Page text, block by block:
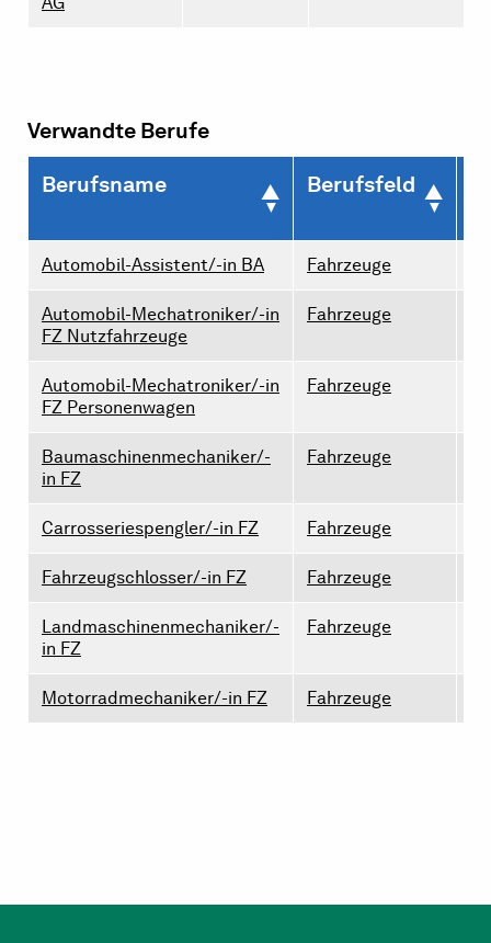
Verwandte Berufe
Berufsname Berufsfeld
Automobil-Assistent/-in BA Fahrzeuge
Automobil-Mechatroniker/-in
FZ Nutzfahrzeuge
Fahrzeuge
Automobil-Mechatroniker/-in
FZ Personenwagen
Fahrzeuge
Baumaschinenmechaniker/-
in FZ
Fahrzeuge
Carrosseriespengler/-in FZ Fahrzeuge
Fahrzeugschlosser/-in FZ Fahrzeuge
Landmaschinenmechaniker/-
in FZ
Fahrzeuge
Motorradmechaniker/-in FZ Fahrzeuge